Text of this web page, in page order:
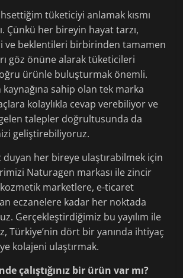
tüketiciyi anlamak kısmı
Çünkü her bireyin hayat tarzı,
ve beklentileri birbirinden tamamen
göz önüne alarak tüketicileri
ürünle buluşturmak önemli.
sahip olan tek marka
kolaylıkla cevap verebiliyor ve
talepler doğrultusunda da
geliştirebiliyoruz.
duyan her bireye ulaştırabilmek için
Naturagen markası ile zincir
marketlere, e-ticaret
eczanelere kadar her noktada
Gerçekleştirdiğimiz bu yayılım ile
Türkiye’nin dört bir yanında ihtiyaç
kolajeni ulaştırmak.
çalıştığınız bir ürün var mı?